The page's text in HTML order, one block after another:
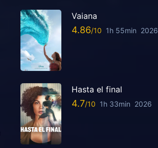
Vaiana
4.86 1h 55min 2026
Hasta el final
4.7 1h 33min 2026